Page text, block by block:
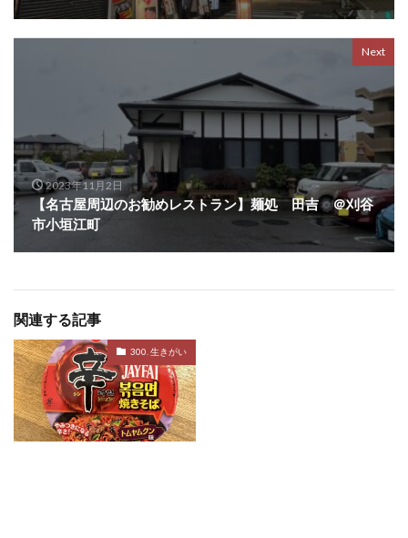
Next
2023年11月2日
【名古屋周辺のお勧めレストラン】麺処 田吉 ＠刈谷
市小垣江町
関連する記事
300. 生きがい